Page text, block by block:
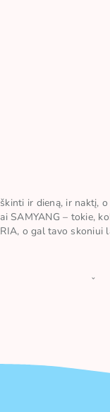
ir dieną, ir naktį,
SAMYANG – tokie,
o gal tavo skoniui
gurmanai. Šių
savo prekes iš